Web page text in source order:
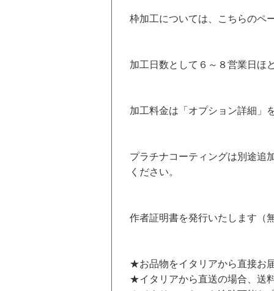
枠加工については、 こちらのペ
加工日数として６～８営業日ほ
加工料金は「オプション詳細」
プラチナコーティングは別途追
ください。
作者証明書を発行いたします（
★お品物をイタリアから直接お
★イタリアから直送の場合、送